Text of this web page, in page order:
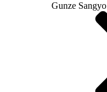
Gunze Sangyo